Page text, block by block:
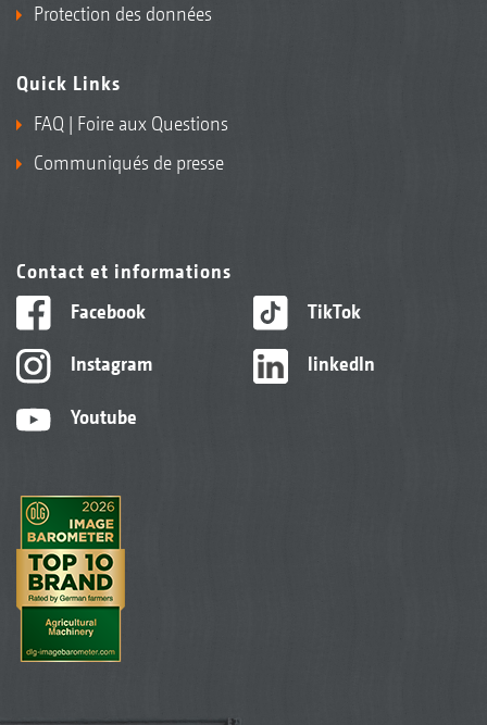
Protection des données
Quick Links
FAQ | Foire aux Questions
Communiqués de presse
Contact et informations
Facebook
Instagram
Youtube
TikTok
linkedIn